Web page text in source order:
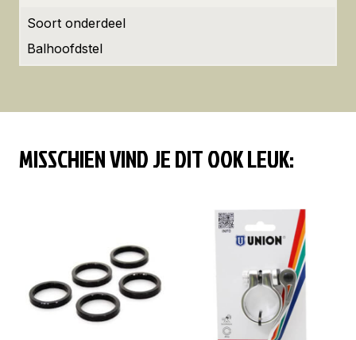
Soort onderdeel
Balhoofdstel
MISSCHIEN VIND JE DIT OOK LEUK: